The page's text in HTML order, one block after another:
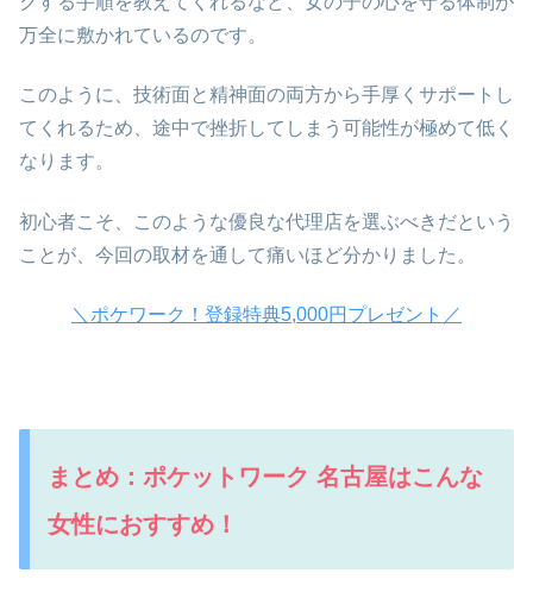
万全に敷かれているのです。
このように、技術面と精神面の両方から手厚くサポートし
てくれるため、途中で挫折してしまう可能性が極めて低く
なります。
初心者こそ、このような優良な代理店を選ぶべきだという
ことが、今回の取材を通して痛いほど分かりました。
＼ポケワーク！登録特典5,000円プレゼント／
まとめ：ポケットワーク 名古屋はこんな
女性におすすめ！